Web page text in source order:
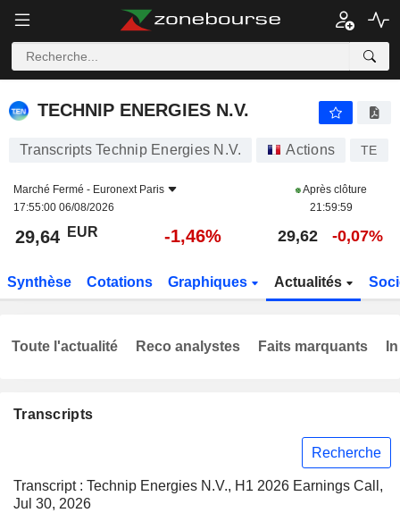
TECHNIP ENERGIES N.V.
TECHNIP ENERGIES N.V.
Transcripts Technip Energies N.V. Actions TE
Marché Fermé - Euronext Paris
17:55:00 06/08/2026
Après clôture
21:59:59
29,64 EUR -1,46% 29,62 -0,07%
Synthèse Cotations Graphiques Actualités
Transcripts
Recherche
Transcript : Technip Energies N.V., H1 2026 Earnings Call,
Jul 30, 2026
Toute l'actualité Reco analystes Faits marquants